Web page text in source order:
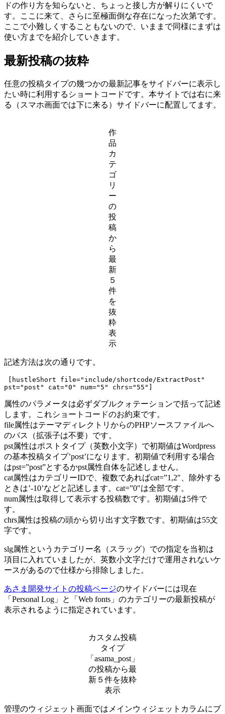
ドの作り方を知らないと、ちょっと接し方が解りにくいで
す。ここに来て、さらに至極面倒な存在になった次第です。
ここで小難しくすることもないので、いままで同様にまずは
使い方までを紹介していきます。
最新投稿の抜粋
任意の投稿タイプの幾つかの最新記事をサイドバーに表示し
たい時に利用するショートコードです。本サイトでは右に来
る（スマホ画面では下に来る）サイドバーに配置してます。
作
品
カ
テ
ゴ
リ
ー
の
投
稿
か
ら
最
新
５
件
を
抜
粋
表
示
記述方法は次の通りです。
pst="post" cat="0" num="5" chrs="55"]
属性のパラメータは必ずダブルクォテーションで括って記述
します。これショートコードのお約束です。
file属性はテーマディレクトリからのPHPソースファイルへ
のパス（拡張子は不要）です。
pst属性はポストタイプ（英数小文字）で初期値はWordpress
の基本投稿タイプ’post’になります。初期値で利用する場合
はpst=”post”とするかpst属性自体を記述しません。
cat属性はカテゴリーIDで、複数であればcat=”1,2″、除外する
ときは’-10’などと記述します。cat=”0″は全部です。
num属性は取得して表示する投稿数です。初期値は5件で
す。
chrs属性は投稿の頭から切り出す文字数です。初期値は55文
字です。
slg属性というカテゴリー名（スラッグ）での指定を当初は
項目に入れていましたが、英数小文字だけで運用されないケ
ースがあるので仕様から排除しました。
あさま開発サイトの投稿ページのサイドバーには現在
「Personal Log」と「Web fonts」のカテゴリーの最新投稿が
表示されるように指定されています。
カスタム投稿
タイプ
「asama_post」
の投稿から最
新５件を抜粋
表示
管理のウィジェット画面ではメインウィジェットカラムにブ